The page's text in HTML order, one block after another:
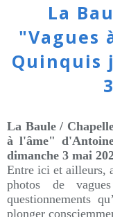
La
"Vagues
Quinquis
La Baule /
à l'âme"
dimanche 3 mai
Entre ici et ailleurs,
photos de
questionnements
plonger